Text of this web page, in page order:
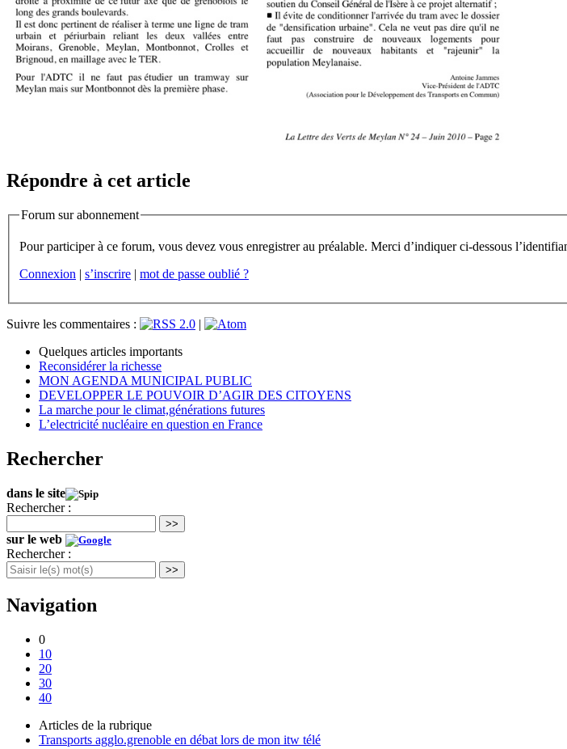
Répondre à cet article
Forum sur abonnement
Connexion | s’inscrire | mot de passe oublié ?
Suivre les commentaires :
|
Quelques articles importants
Reconsidérer la richesse
MON AGENDA MUNICIPAL PUBLIC
DEVELOPPER LE POUVOIR D’AGIR DES CITOYENS
La marche pour le climat,générations futures
L’electricité nucléaire en question en France
Rechercher
dans le site
Rechercher :
>>
sur le web
Rechercher :
>>
Navigation
0
10
20
30
40
Articles de la rubrique
Transports agglo.grenoble en débat lors de mon itw télé